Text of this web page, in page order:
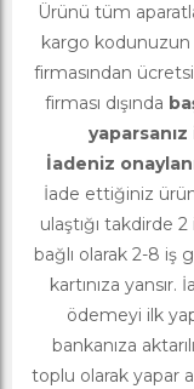
Ürünü tüm
kargo kodunuzun
firmasından
firması dışında
İadeniz
İade ettiğiniz
ulaştığı takdirde
bağlı olarak 2-8
kartınıza yansır.
ödemeyi ilk
bankanıza
toplu olarak yapar